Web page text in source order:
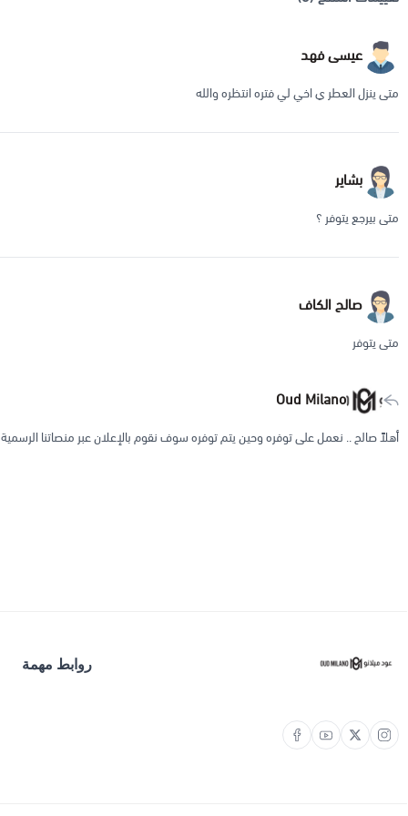
عيسى فهد
متى ينزل العطر ي اخي لي فتره انتظره والله
بشاير
متى بيرجع يتوفر ؟
صالح الكاف
متى يتوفر
Oud Milano
أهلاً صالح .. نعمل على توفره وحين يتم توفره سوف نقوم بالإعلان عبر منصاتنا الرسمية
روابط مهمة